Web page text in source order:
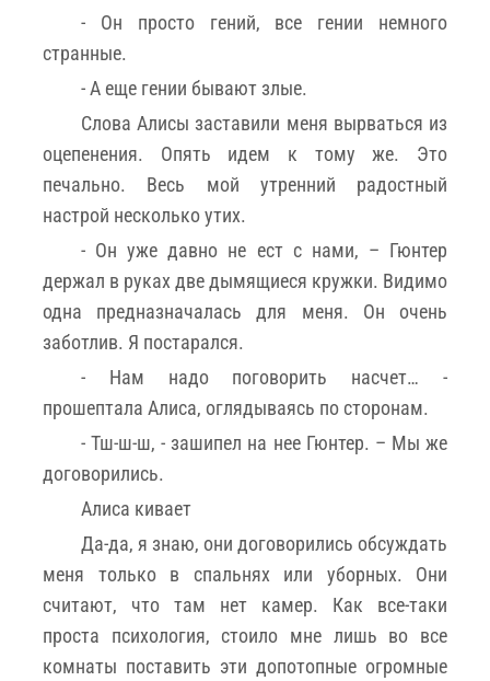
- Он просто гений, все гении немного
странные.
- А еще гении бывают злые.
Слова Алисы заставили меня вырваться из
оцепенения. Опять идем к тому же. Это
печально. Весь мой утренний радостный
настрой несколько утих.
- Он уже давно не ест с нами, – Гюнтер
держал в руках две дымящиеся кружки. Видимо
одна предназначалась для меня. Он очень
заботлив. Я постарался.
- Нам надо поговорить насчет… -
прошептала Алиса, оглядываясь по сторонам.
- Тш-ш-ш, - зашипел на нее Гюнтер. – Мы же
договорились.
Алиса кивает
Да-да, я знаю, они договорились обсуждать
меня только в спальнях или уборных. Они
считают, что там нет камер. Как все-таки
проста психология, стоило мне лишь во все
комнаты поставить эти допотопные огромные